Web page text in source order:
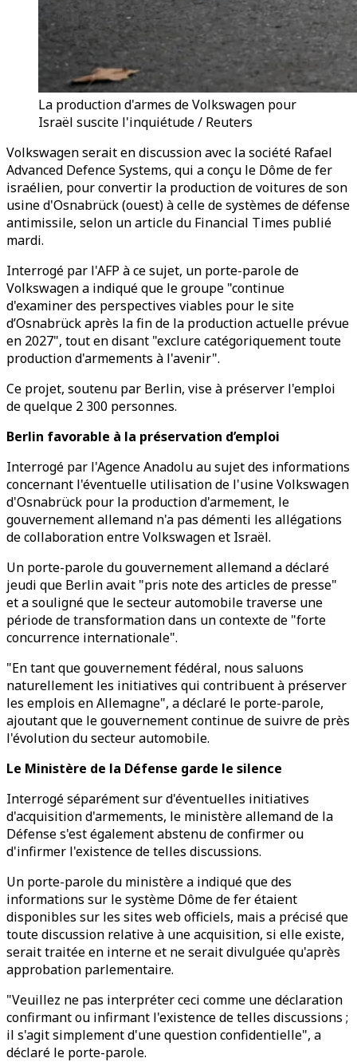
La production d'armes de Volkswagen pour
Israël suscite l'inquiétude / Reuters
Volkswagen serait en discussion avec la société Rafael
Advanced Defence Systems, qui a conçu le Dôme de fer
israélien, pour convertir la production de voitures de son
usine d'Osnabrück (ouest) à celle de systèmes de défense
antimissile, selon un article du Financial Times publié
mardi.
Interrogé par l'AFP à ce sujet, un porte-parole de
Volkswagen a indiqué que le groupe "continue
d'examiner des perspectives viables pour le site
d’Osnabrück après la fin de la production actuelle prévue
en 2027", tout en disant "exclure catégoriquement toute
production d'armements à l'avenir".
Ce projet, soutenu par Berlin, vise à préserver l'emploi
de quelque 2 300 personnes.
Berlin favorable à la préservation d’emploi
Interrogé par l'Agence Anadolu au sujet des informations
concernant l'éventuelle utilisation de l'usine Volkswagen
d'Osnabrück pour la production d'armement, le
gouvernement allemand n'a pas démenti les allégations
de collaboration entre Volkswagen et Israël.
Un porte-parole du gouvernement allemand a déclaré
jeudi que Berlin avait "pris note des articles de presse"
et a souligné que le secteur automobile traverse une
période de transformation dans un contexte de "forte
concurrence internationale".
"En tant que gouvernement fédéral, nous saluons
naturellement les initiatives qui contribuent à préserver
les emplois en Allemagne", a déclaré le porte-parole,
ajoutant que le gouvernement continue de suivre de près
l'évolution du secteur automobile.
Le Ministère de la Défense garde le silence
Interrogé séparément sur d'éventuelles initiatives
d'acquisition d'armements, le ministère allemand de la
Défense s'est également abstenu de confirmer ou
d'infirmer l'existence de telles discussions.
Un porte-parole du ministère a indiqué que des
informations sur le système Dôme de fer étaient
disponibles sur les sites web officiels, mais a précisé que
toute discussion relative à une acquisition, si elle existe,
serait traitée en interne et ne serait divulguée qu'après
approbation parlementaire.
"Veuillez ne pas interpréter ceci comme une déclaration
confirmant ou infirmant l'existence de telles discussions ;
il s'agit simplement d'une question confidentielle", a
déclaré le porte-parole.